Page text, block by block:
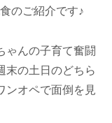
のご紹介です♪
ゃんの子育て奮闘
末の土日のどちら
ンオペで面倒を見